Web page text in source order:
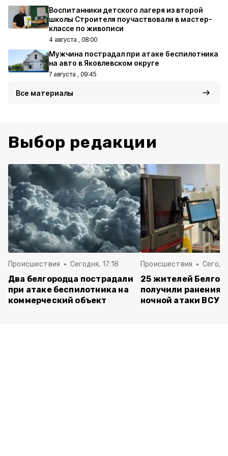
Воспитанники детского лагеря из второй
школы Строителя поучаствовали в мастер-
классе по живописи
4 августа , 08:00
Мужчина пострадал при атаке беспилотника
на авто в Яковлевском округе
7 августа , 09:45
Все материалы
Выбор редакции
Происшествия Сегодня, 17:18
Два белгородца пострадали
при атаке беспилотника на
коммерческий объект
Происшествия
25 жителей
получили ранения
ночной атаки ВСУ